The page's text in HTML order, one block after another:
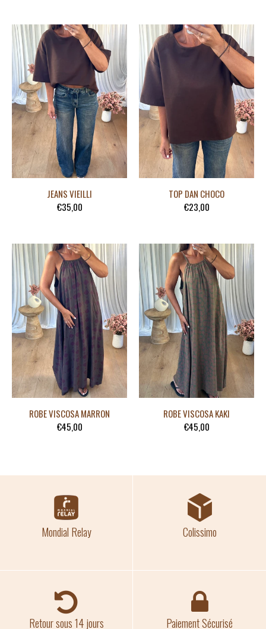
JEANS VIEILLI
€35,00
TOP DAN CHOCO
€23,00
ROBE VISCOSA MARRON
€45,00
ROBE VISCOSA KAKI
€45,00
Mondial Relay Colissimo
Retour sous 14 jours Paiement Sécurisé